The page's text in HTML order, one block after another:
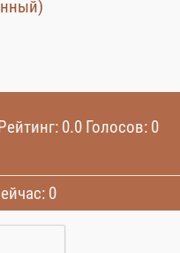
0.0 Голосов: 0
0